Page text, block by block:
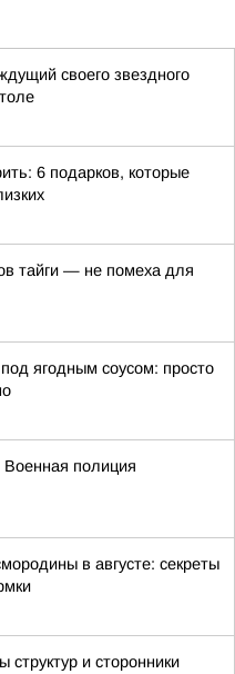
своего звездного
6 подарков, которые
тайги — не помеха для
ягодным соусом: просто
полиция
в августе: секреты
структур и сторонники